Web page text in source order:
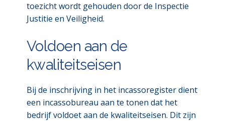
toezicht wordt gehouden door de Inspectie
Justitie en Veiligheid.
Voldoen aan de
kwaliteitseisen
Bij de inschrijving in het incassoregister dient
een incassobureau aan te tonen dat het
bedrijf voldoet aan de kwaliteitseisen. Dit zijn